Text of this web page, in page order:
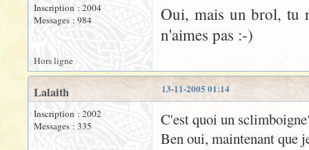
Inscription : 2004
Messages : 984
Oui, mais un brol, tu
n'aimes pas :-)
Hors ligne
13-11-2005 01:14
Lalaith
Inscription : 2002
Messages : 335
C'est quoi un
Ben oui, maintenant que